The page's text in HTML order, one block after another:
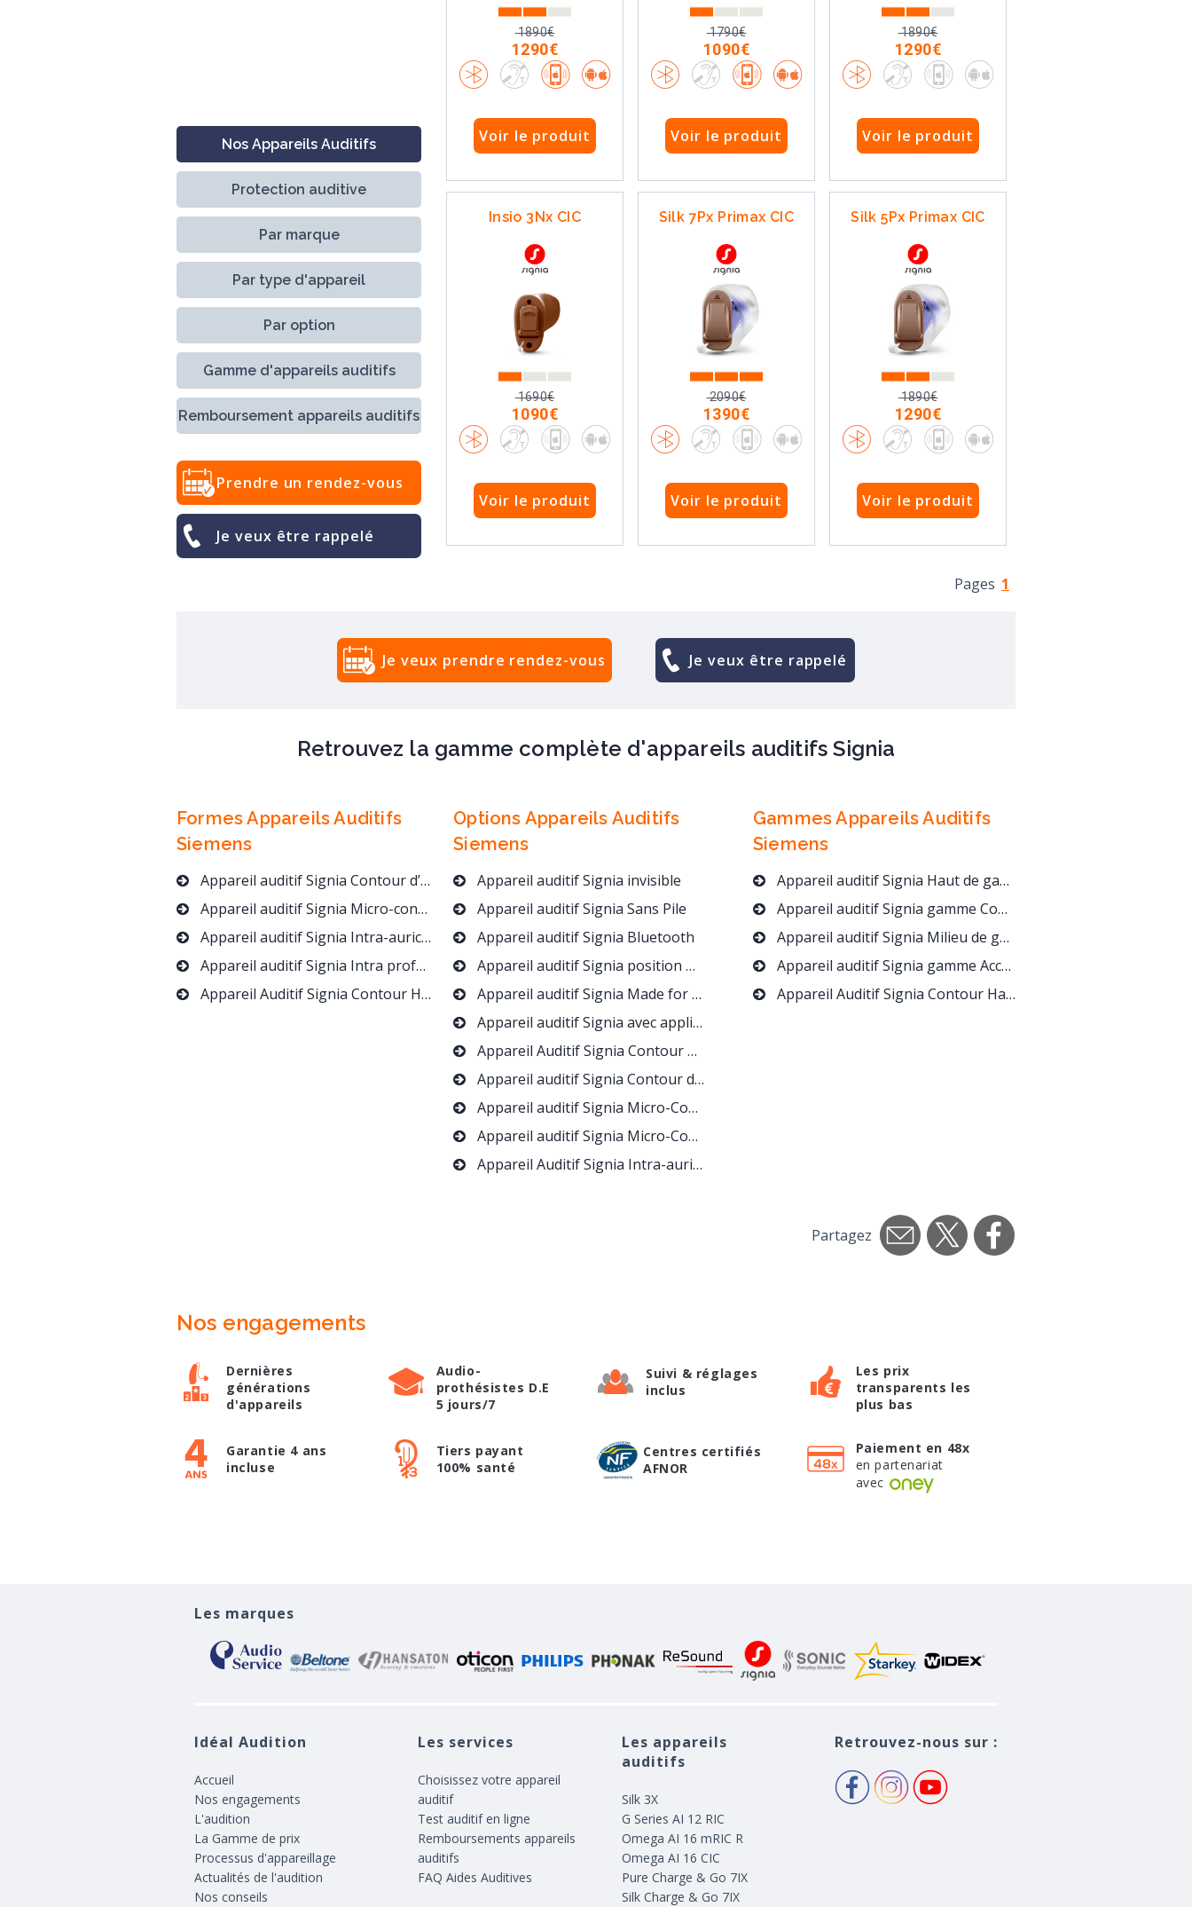
1890€
1290€
Voir le produit
1790€
1090€
Voir le produit
1890€
1290€
Voir le produit
Insio 3Nx CIC
1690€
1090€
Voir le produit
Silk 7Px Primax CIC
2090€
1390€
Voir le produit
Silk 5Px Primax CIC
1890€
1290€
Voir le produit
Pages 1
Nos Appareils Auditifs
Protection auditive
Par marque
Par type d'appareil
Par option
Gamme d'appareils auditifs
Remboursement appareils auditifs
Prendre un rendez-vous
Je veux être rappelé
Je veux prendre rendez-vous Je veux être rappelé
Retrouvez la gamme complète d'appareils auditifs Signia
Formes Appareils Auditifs
Siemens
Appareil auditif Signia Contour d’oreille BTE
Appareil auditif Signia Micro-contour RIC
Appareil auditif Signia Intra-auriculaire
Appareil auditif Signia Intra profond
Appareil Auditif Signia Contour Haut de Gamme dès 1390 Euros
Options Appareils Auditifs
Siemens
Appareil auditif Signia invisible
Appareil auditif Signia Sans Pile
Appareil auditif Signia Bluetooth
Appareil auditif Signia position T pour les concerts et spectacles
Appareil auditif Signia Made for iPhone : application et streaming direct !
Appareil auditif Signia avec application mobile -40 %
Appareil Auditif Signia Contour d’oreille et Sans Pile
Appareil auditif Signia Contour d’Oreille Bluetooth
Appareil auditif Signia Micro-Contour Invisible
Appareil auditif Signia Micro-Contour Bluetooth
Appareil Auditif Signia Intra-auriculaire Bluetooth
Gammes Appareils Auditifs
Siemens
Appareil auditif Signia Haut de gamme
Appareil auditif Signia gamme Confort
Appareil auditif Signia Milieu de gamme
Appareil auditif Signia gamme Accès
Appareil Auditif Signia Contour Haut de Gamme dès 1390 Euros
Partagez
Nos engagements
Dernières
générations
d'appareils
Audio-
prothésistes D.E
5 jours/7
Suivi & réglages
inclus
Les prix
transparents les
plus bas
Garantie 4 ans
incluse
Tiers payant
100% santé
Centres certifiés
AFNOR
Paiement en 48x
en partenariat
avec
Les marques
Idéal Audition
Accueil
Nos engagements
L'audition
La Gamme de prix
Processus d'appareillage
Actualités de l'audition
Nos conseils
Les services
Choisissez votre appareil
auditif
Test auditif en ligne
Remboursements appareils
auditifs
FAQ Aides Auditives
Les appareils
auditifs
Silk 3X
G Series AI 12 RIC
Omega AI 16 mRIC R
Omega AI 16 CIC
Pure Charge & Go 7IX
Silk Charge & Go 7IX
Retrouvez-nous sur :